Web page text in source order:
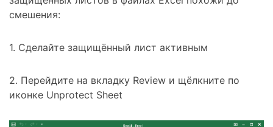
смешения:
1. Сделайте защищённый лист активным
2. Перейдите на вкладку Review и щёлкните по
иконке Unprotect Sheet